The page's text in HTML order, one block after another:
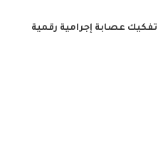
تفكيك عصابة إجرامية رقمية